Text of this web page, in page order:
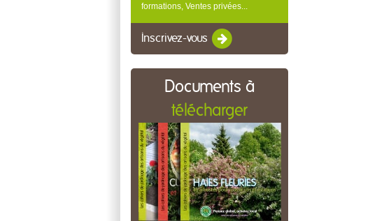
formations, Ventes privées...
Inscrivez-vous
Documents à
télécharger